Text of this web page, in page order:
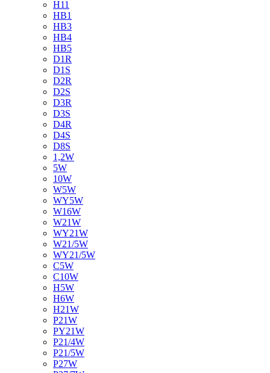
H11
HB1
HB3
HB4
HB5
D1R
D1S
D2R
D2S
D3R
D3S
D4R
D4S
D8S
1,2W
5W
10W
W5W
WY5W
W16W
W21W
WY21W
W21/5W
WY21/5W
C5W
C10W
H5W
H6W
H21W
P21W
PY21W
P21/4W
P21/5W
P27W